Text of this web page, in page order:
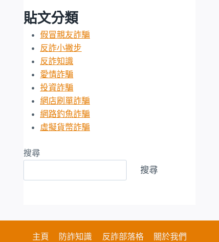
貼文分類
假冒親友詐騙
反詐小撇步
反詐知識
愛情詐騙
投資詐騙
網店刷單詐騙
網路釣魚詐騙
虛擬貨幣詐騙
搜尋
搜尋
主頁 防詐知識 反詐部落格
關於我們